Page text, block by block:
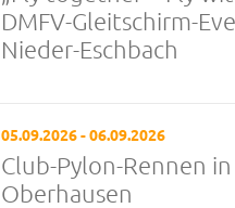
DMFV-Gleitschirm-
Nieder-Eschbach
05.09.2026 - 06.09.2026
Club-Pylon-Rennen in
Oberhausen